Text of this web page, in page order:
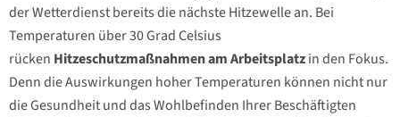
der Wetterdienst bereits die nächste Hitzewelle an. Bei
Temperaturen über 30 Grad Celsius
rücken Hitzeschutzmaßnahmen am Arbeitsplatzin den Fokus.
Denn die Auswirkungen hoher Temperaturen können nicht nur
die Gesundheit und das Wohlbefinden Ihrer Beschäftigten